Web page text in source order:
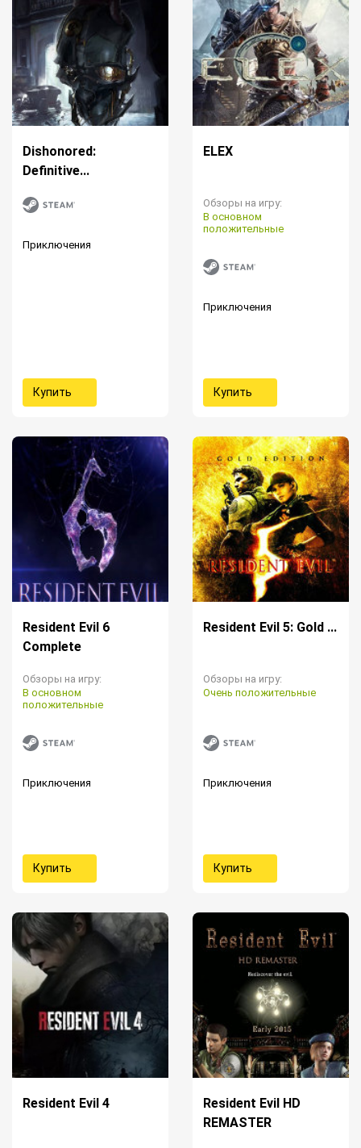
Dishonored:
Definitive...
Приключения
Купить
ELEX
Обзоры на игру:
В основном
положительные
Приключения
Купить
Resident Evil 6
Complete
Обзоры на игру:
В основном
положительные
Приключения
Купить
Resident Evil 5: Gold ...
Обзоры на игру:
Очень положительные
Приключения
Купить
Resident Evil 4
Resident Evil HD
REMASTER